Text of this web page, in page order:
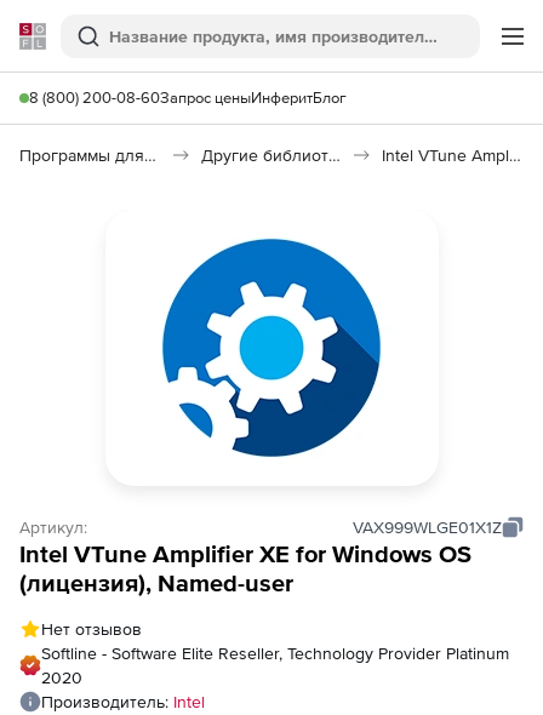
Softline
Поиск
8 (800) 200-08-60Запрос ценыИнферитБлог
Программы для программирования Другие библиотеки Intel VTune Amplifier XE
Артикул: VAX999WLGE01X1Z
Intel VTune Amplifier XE for Windows OS
(лицензия), Named-user
Нет отзывов
Softline - Software Elite Reseller, Technology Provider Platinum
2020
Производитель: Intel